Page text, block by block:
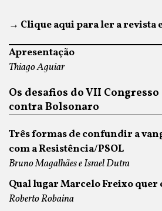
→ Clique aqui para ler a revista
Apresentação
Thiago Aguiar
Os desafios do VII Congresso
contra Bolsonaro
Três formas de confundir a
com a Resistência/PSOL
Bruno Magalhães e Israel Dutra
Qual lugar Marcelo Freixo
Roberto Robaina